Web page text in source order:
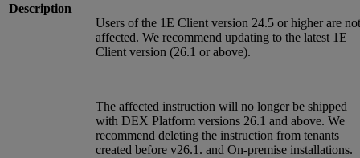
Description
Users of the 1E Client version 24.5 or higher are not
affected. We recommend updating to the latest 1E
Client version (26.1 or above).
The affected instruction will no longer be shipped
with DEX Platform versions 26.1 and above. We
recommend deleting the instruction from tenants
created before v26.1. and On-premise installations.